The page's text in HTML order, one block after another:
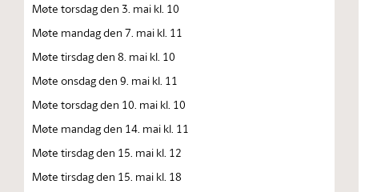
Møte torsdag den 3. mai kl. 10
Møte mandag den 7. mai kl. 11
Møte tirsdag den 8. mai kl. 10
Møte onsdag den 9. mai kl. 11
Møte torsdag den 10. mai kl. 10
Møte mandag den 14. mai kl. 11
Møte tirsdag den 15. mai kl. 12
Møte tirsdag den 15. mai kl. 18